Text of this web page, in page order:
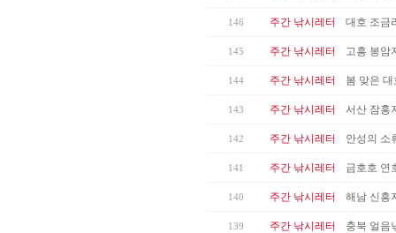
146 주간 낚시레터 대호 조금
145 주간 낚시레터 고흥 봉암
144 주간 낚시레터 봄 맞은
143 주간 낚시레터 서산 잠홍
142 주간 낚시레터 안성의 소
141 주간 낚시레터 금호호 연
140 주간 낚시레터 해남 신흥
139 주간 낚시레터 충북 얼음